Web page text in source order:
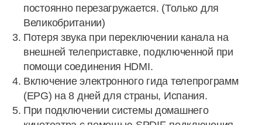
постоянно перезагружается. (Только для
Великобритании)
Потеря звука при переключении канала на
внешней телеприставке, подключенной при
помощи соединения HDMI.
Включение электронного гида телепрограмм
(EPG) на 8 дней для страны, Испания.
При подключении системы домашнего